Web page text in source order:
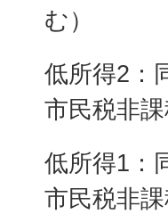
む）
低所得2：
市民税非
低所得1：
市民税非